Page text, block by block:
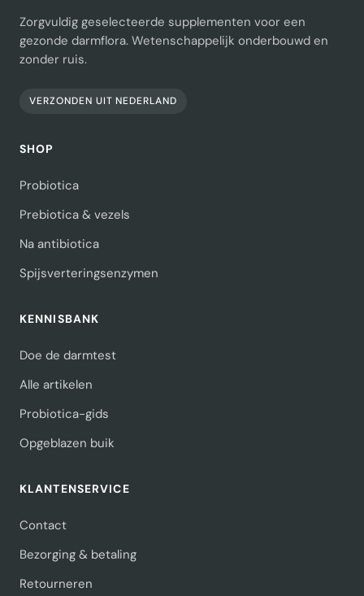
Zorgvuldig geselecteerde supplementen voor een
gezonde darmflora. Wetenschappelijk onderbouwd en
zonder ruis.
VERZONDEN UIT NEDERLAND
SHOP
Probiotica
Prebiotica & vezels
Na antibiotica
Spijsverteringsenzymen
KENNISBANK
Doe de darmtest
Alle artikelen
Probiotica-gids
Opgeblazen buik
KLANTENSERVICE
Contact
Bezorging & betaling
Retourneren